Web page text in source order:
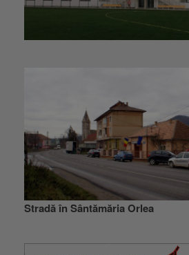
Stradă în Sântămăria Orlea